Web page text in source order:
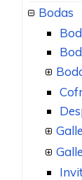
Bodas